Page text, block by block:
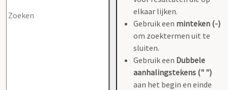
elkaar lijken.
Gebruik een minteken (-)
om zoektermen uit te
sluiten.
Gebruik een Dubbele
aanhalingstekens (" ")
aan het begin en einde